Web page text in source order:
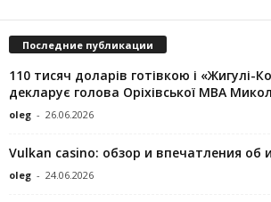
Последние публикации
110 тисяч доларів готівкою і «Жигулі-
декларує голова Оріхівської МВА
oleg - 26.06.2026
Vulkan casino: обзор и впечатления об
oleg - 24.06.2026